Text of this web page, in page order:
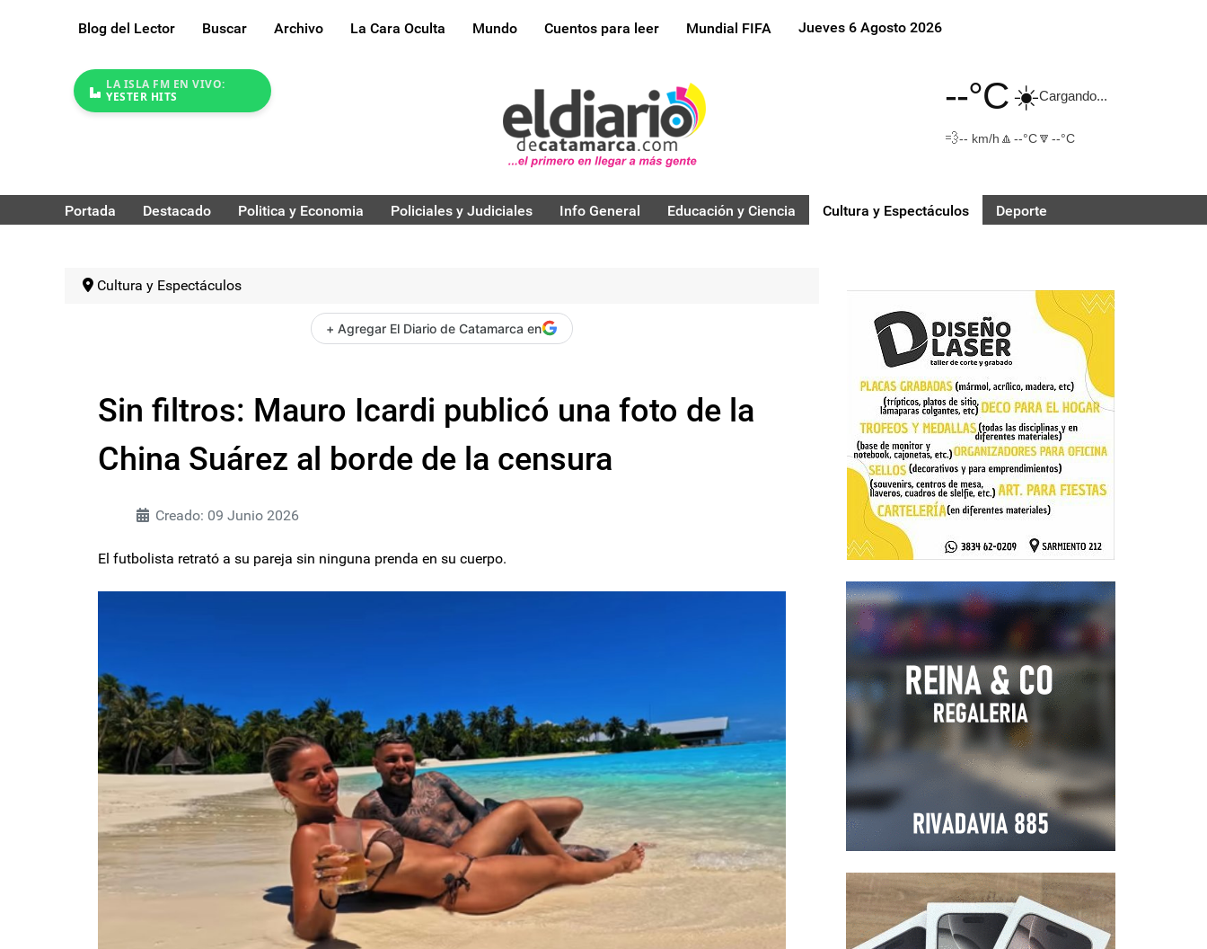
Blog del Lector Buscar Archivo La Cara Oculta Mundo Cuentos para leer Mundial FIFA Jueves 6 Agosto 2026
LA ISLA FM EN VIVO:
YESTER HITS
--°C☀️Cargando...
💨-- km/h 🔼 --°C🔽 --°C
Portada Destacado Politica y Economia Policiales y Judiciales Info General Educación y Ciencia Cultura y Espectáculos Deporte
Cultura y Espectáculos
+ Agregar El Diario de Catamarca en
Sin filtros: Mauro Icardi publicó una foto de la
China Suárez al borde de la censura
Creado: 09 Junio 2026
El futbolista retrató a su pareja sin ninguna prenda en su cuerpo.